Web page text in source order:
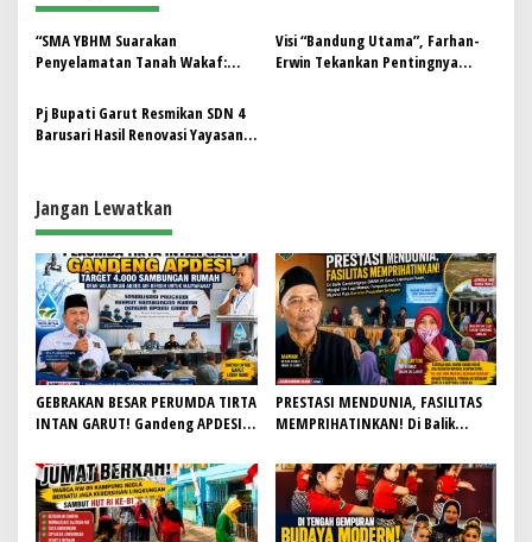
a
s
i
p
o
“SMA YBHM Suarakan
Penyelamatan Tanah Wakaf:
Pesantren”
Visi “Bandung Utama”, Farhan-
Erwin Tekankan Pentingnya
Pj Bupati Garut Resmikan SDN 4
Barusari Hasil Renovasi Yayasan
Jangan Lewatkan
GEBRAKAN BESAR PERUMDA TIRTA
INTAN GARUT! Gandeng APDESI,
Demi Wujudkan Akses Air Bersih
untuk Masyarakat
PRESTASI MENDUNIA, FASILITAS
MEMPRIHATINKAN! Di Balik
Lapangan Hoki Rusak, Masjid Tak
Lagi Mampu Tampung Jamaah,
Penjualan Seragam Ikut Jadi
Sorotan